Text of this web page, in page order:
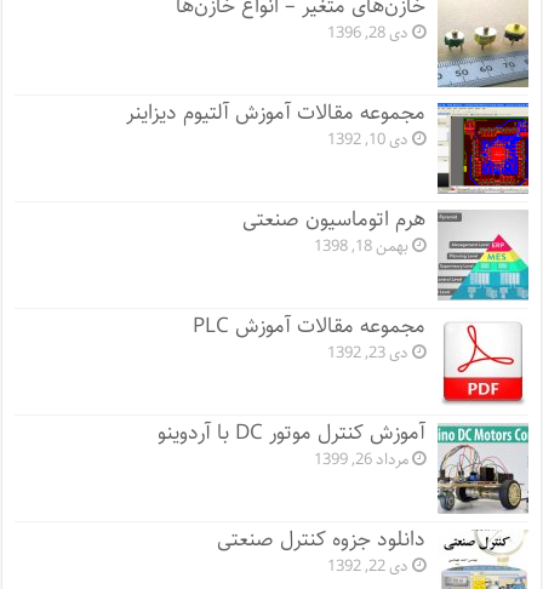
دی 28, 1396
مجموعه مقالات آموزش آلتیوم دیزاینر
دی 10, 1392
هرم اتوماسیون صنعتی
بهمن 18, 1398
مجموعه مقالات آموزش PLC
دی 23, 1392
آموزش کنترل موتور DC با آردوینو
مرداد 26, 1399
دانلود جزوه کنترل صنعتی
دی 22, 1392